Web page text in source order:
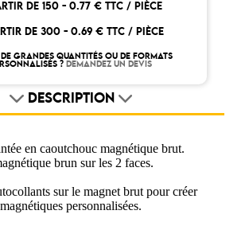
DE 150 - 0.77 € TTC / PIÈCE
DE 300 - 0.69 € TTC / PIÈCE
DE GRANDES QUANTITÉS OU DE FORMATS
? DEMANDEZ UN DEVIS
DESCRIPTION
en caoutchouc magnétique brut.
brun sur les 2 faces.
sur le magnet brut pour créer
personnalisées.